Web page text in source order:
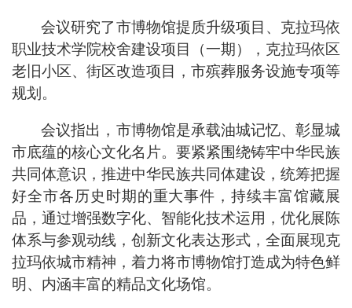
会议研究了市博物馆提质升级项目、克拉玛依
职业技术学院校舍建设项目（一期），克拉玛依区
老旧小区、街区改造项目，市殡葬服务设施专项等
规划。
会议指出，市博物馆是承载油城记忆、彰显城
市底蕴的核心文化名片。要紧紧围绕铸牢中华民族
共同体意识，推进中华民族共同体建设，统筹把握
好全市各历史时期的重大事件，持续丰富馆藏展
品，通过增强数字化、智能化技术运用，优化展陈
体系与参观动线，创新文化表达形式，全面展现克
拉玛依城市精神，着力将市博物馆打造成为特色鲜
明、内涵丰富的精品文化场馆。